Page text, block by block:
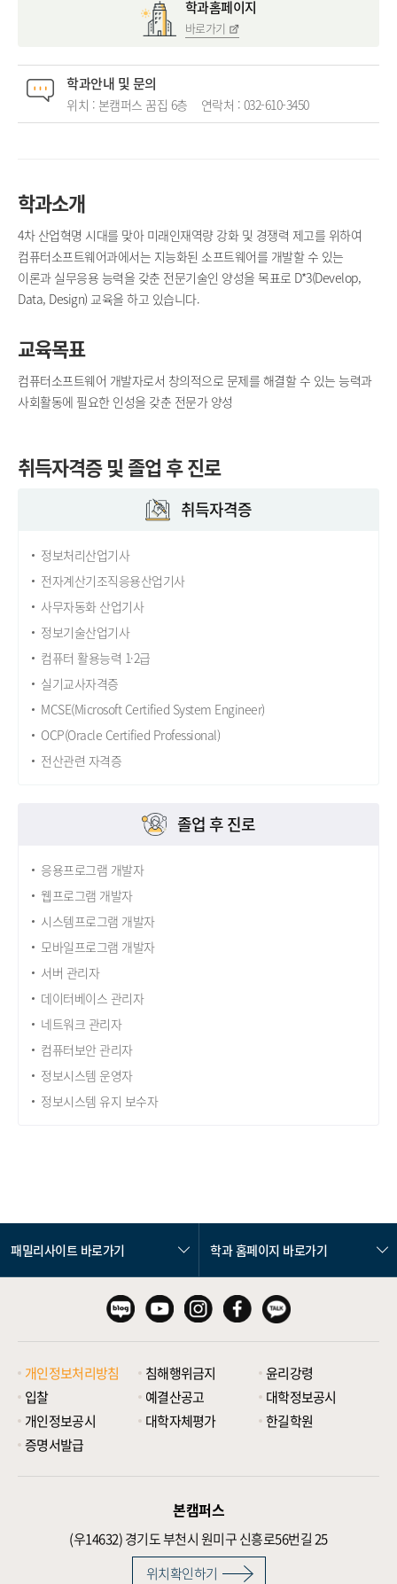
학과홈페이지
바로가기
학과안내 및 문의
위치 : 본캠퍼스 꿈집 6층 연락처 : 032-610-3450
학과소개
4차 산업혁명 시대를 맞아 미래인재역량 강화 및 경쟁력 제고를 위하여
컴퓨터소프트웨어과에서는 지능화된 소프트웨어를 개발할 수 있는
이론과 실무응용 능력을 갖춘 전문기술인 양성을 목표로 D*3(Develop,
Data, Design) 교육을 하고 있습니다.
교육목표
컴퓨터소프트웨어 개발자로서 창의적으로 문제를 해결할 수 있는 능력과
사회활동에 필요한 인성을 갖춘 전문가 양성
취득자격증 및 졸업 후 진로
취득자격증
정보처리산업기사
전자계산기조직응용산업기사
사무자동화 산업기사
정보기술산업기사
컴퓨터 활용능력 1·2급
실기교사자격증
MCSE(Microsoft Certified System Engineer)
OCP(Oracle Certified Professional)
전산관련 자격증
졸업 후 진로
응용프로그램 개발자
웹프로그램 개발자
시스템프로그램 개발자
모바일프로그램 개발자
서버 관리자
데이터베이스 관리자
네트워크 관리자
컴퓨터보안 관리자
정보시스템 운영자
정보시스템 유지 보수자
패밀리사이트 바로가기 학과 홈페이지 바로가기
개인정보처리방침 침해행위금지
윤리강령
입찰
예결산공고
대학정보공시
개인정보공시
대학자체평가
한길학원
증명서발급
본캠퍼스
(우14632)경기도 부천시 원미구 신흥로56번길 25
위치확인하기